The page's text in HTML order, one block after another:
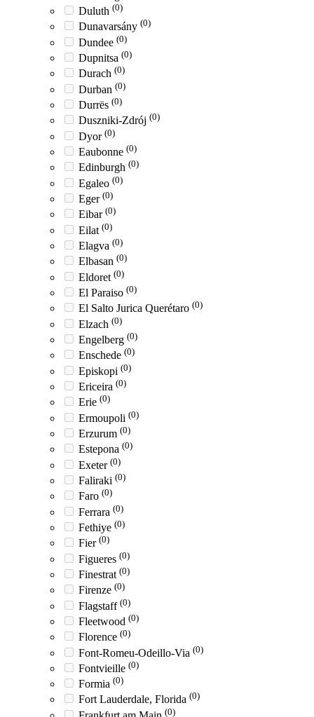
Duluth (0)
Dunavarsány (0)
Dundee (0)
Dupnitsa (0)
Durach (0)
Durban (0)
Durrës (0)
Duszniki-Zdrój (0)
Dyor (0)
Eaubonne (0)
Edinburgh (0)
Egaleo (0)
Eger (0)
Eibar (0)
Eilat (0)
Elagva (0)
Elbasan (0)
Eldoret (0)
El Paraiso (0)
El Salto Jurica Querétaro (0)
Elzach (0)
Engelberg (0)
Enschede (0)
Episkopi (0)
Ericeira (0)
Erie (0)
Ermoupoli (0)
Erzurum (0)
Estepona (0)
Exeter (0)
Faliraki (0)
Faro (0)
Ferrara (0)
Fethiye (0)
Fier (0)
Figueres (0)
Finestrat (0)
Firenze (0)
Flagstaff (0)
Fleetwood (0)
Florence (0)
Font-Romeu-Odeillo-Via (0)
Fontvieille (0)
Formia (0)
Fort Lauderdale, Florida (0)
(0)